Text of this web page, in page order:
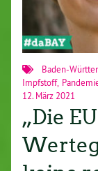
Baden-
Impfstoff,
12. März 2021
„Die